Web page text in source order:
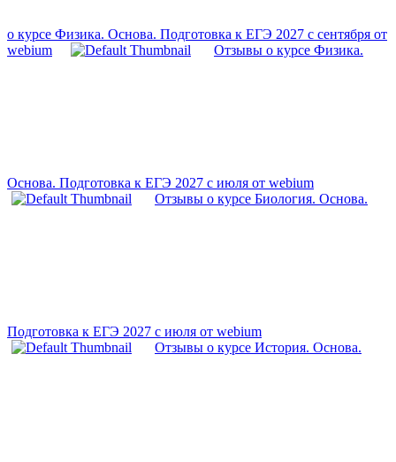
о курсе Физика. Основа. Подготовка к ЕГЭ 2027 с сентября от
webium
Отзывы о курсе Физика.
Основа. Подготовка к ЕГЭ 2027 с июля от webium
Отзывы о курсе Биология. Основа.
Подготовка к ЕГЭ 2027 с июля от webium
Отзывы о курсе История. Основа.